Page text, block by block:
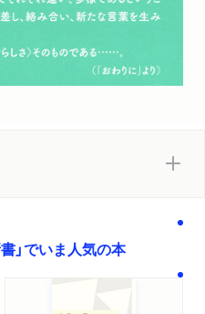
」でいま人気の本